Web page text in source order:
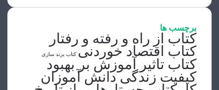
برچسب ها
کتاب از راه و رفته و رفتار
کتاب اقتصاد خوردنی کتاب برند سازی
کتاب تاثیر آموزش بر بهبود
کیفیت زندگی دانش آموزان